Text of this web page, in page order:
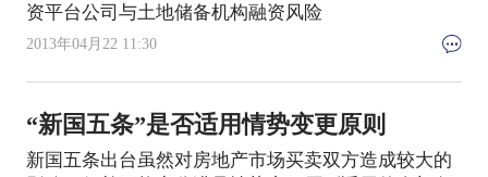
资平台公司与土地储备机构融资风险
2013年04月22 11:30
“新国五条”是否适用情势变更原则
新国五条出台虽然对房地产市场买卖双方造成较大的